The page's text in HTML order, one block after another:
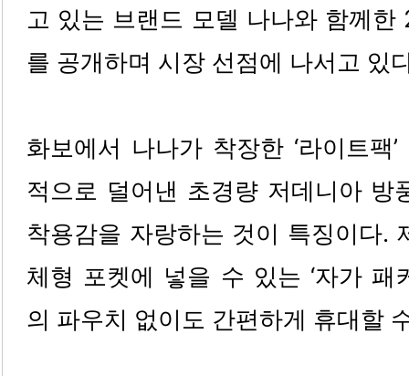
고 있는 브랜드 모델 나나와 함께
를 공개하며 시장 선점에 나서고 있
화보에서 나나가 착장한 ‘라이트팩
적으로 덜어낸 초경량 저데니아
착용감을 자랑하는 것이 특징이다.
체형 포켓에 넣을 수 있는 ‘자가 패
의 파우치 없이도 간편하게 휴대할